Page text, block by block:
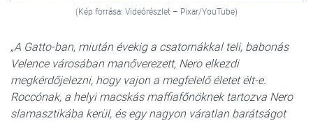
(Kép forrása: Videórészlet – Pixar/YouTube)
„A Gatto-ban, miután évekig a csatornákkal teli, babonás
Velence városában manőverezett, Nero elkezdi
megkérdőjelezni, hogy vajon a megfelelő életet élt-e.
Roccónak, a helyi macskás maffiafőnöknek tartozva Nero
slamasztikába kerül, és egy nagyon váratlan barátságot